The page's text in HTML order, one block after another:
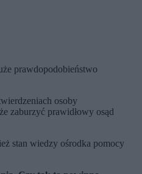
prawdopodobieństwo
osoby
zaburzyć prawidłowy osąd
stan wiedzy ośrodka pomocy